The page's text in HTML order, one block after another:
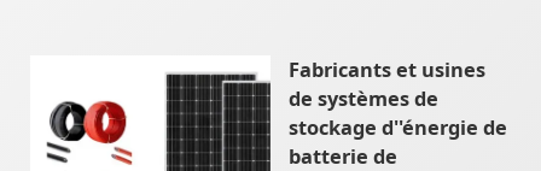
Fabricants et usines
de systèmes de
stockage d''énergie de
batterie de